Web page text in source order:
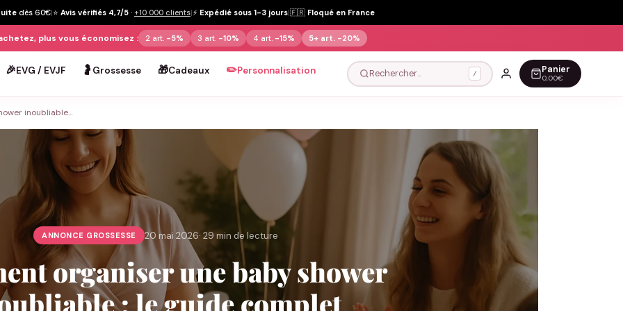
dès 60€|⭐ Avis vérifiés 4,7/5 · +10 000 clients|⚡ Expédié sous 1-3 jours|🇫🇷 Floqué en France
plus vous économisez : 2 art. -5% 3 art. -10% 4 art. -15% 5+ art. -20%
🎉EVG / EVJF 🤰 Grossesse 🎁Cadeaux ✏️Personnalisation Rechercher… / Panier
0,00€
inoubliable…
ANNONCE GROSSESSE 20 mai 2026· 29 min de lecture
organiser une baby shower
: le guide complet